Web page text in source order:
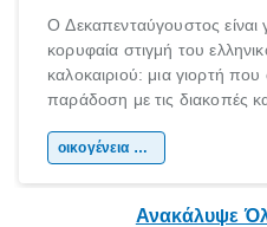
Ο Δεκαπενταύγουστος είναι
κορυφαία στιγμή του
καλοκαιριού: μια γιορτή που
παράδοση με τις διακοπές
χώρας. Είτε πρόκειται για
οικογένεια & παιδί
Ανακάλυψε